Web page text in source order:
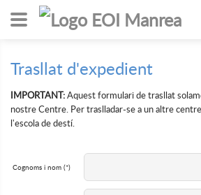
Trasllat d'expedient
IMPORTANT:Aquest formulari de trasllat
nostre Centre. Per traslladar-se a un altre
l'escola de destí.
Cognoms i nom (*)